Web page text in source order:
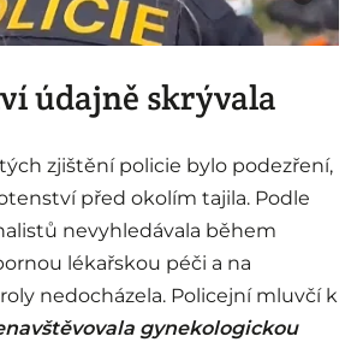
údajně skrývala
zjištění policie bylo podezření,
před okolím tajila. Podle
nevyhledávala během
lékařskou péči a na
nedocházela. Policejní mluvčí k
gynekologickou